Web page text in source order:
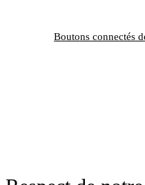
Boutons connectés